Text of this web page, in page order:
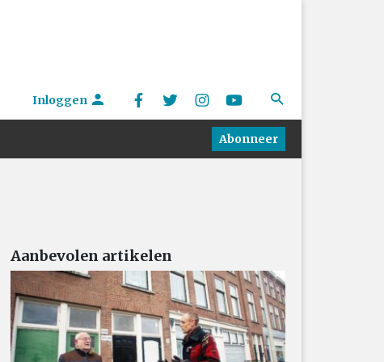
Inloggen
Abonneer
Aanbevolen artikelen